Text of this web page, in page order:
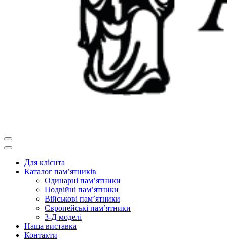
Для клієнта
Каталог пам’ятників
Одинарні пам’ятники
Подвійні пам’ятники
Військові пам’ятники
Європейські пам’ятники
3-Д моделі
Наша виставка
Контакти